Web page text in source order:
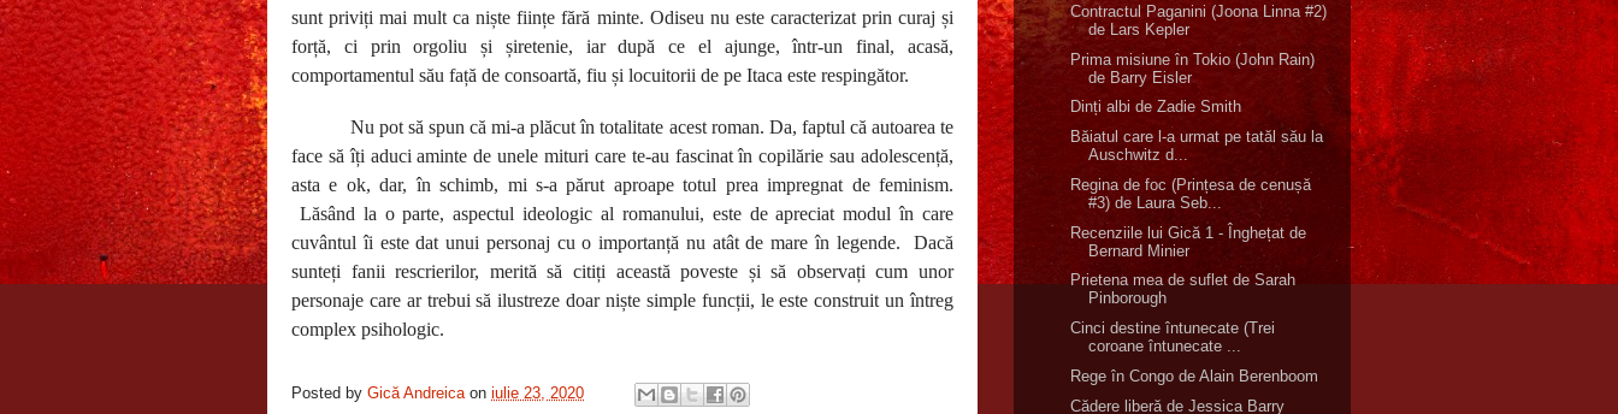
sunt priviți mai mult ca niște ființe fără minte. Odiseu nu este caracterizat prin curaj și
forță, ci prin orgoliu și șiretenie, iar după ce el ajunge, într-un final, acasă,
comportamentul său față de consoartă, fiu și locuitorii de pe Itaca este respingător.
Nu pot să spun că mi-a plăcut în totalitate acest roman. Da, faptul că autoarea te
face să îți aduci aminte de unele mituri care te-au fascinat în copilărie sau adolescență,
asta e ok, dar, în schimb, mi s-a părut aproape totul prea impregnat de feminism.
Lăsând la o parte, aspectul ideologic al romanului, este de apreciat modul în care
cuvântul îi este dat unui personaj cu o importanță nu atât de mare în legende.
Dacă
sunteți fanii rescrierilor, merită să citiți această poveste și să observați cum unor
personaje care ar trebui să ilustreze doar niște simple funcții, le este construit un întreg
complex psihologic.
Posted by Gică Andreica on iulie 23, 2020
Contractul Paganini (Joona Linna #2)
de Lars Kepler
Prima misiune în Tokio (John Rain)
de Barry Eisler
Dinți albi de Zadie Smith
Băiatul care l-a urmat pe tatăl său la
Auschwitz d...
Regina de foc (Prințesa de cenușă
#3) de Laura Seb...
Recenziile lui Gică 1 - Înghețat de
Bernard Minier
Prietena mea de suflet de Sarah
Pinborough
Cinci destine întunecate (Trei
coroane întunecate ...
Rege în Congo de Alain Berenboom
Cădere liberă de Jessica Barry